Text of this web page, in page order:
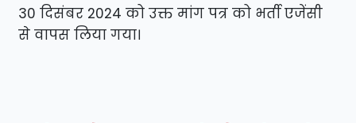
30 दिसंबर 2024 को उक्त मांग पत्र को भर्ती एजेंसी
से वापस लिया गया।